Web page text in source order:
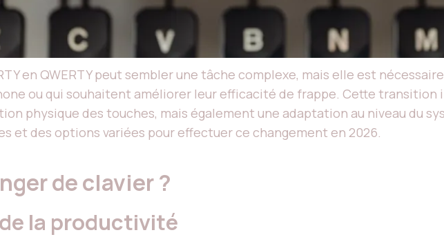
en QWERTY peut sembler une tâche complexe, mais elle est
ou qui souhaitent améliorer leur efficacité de frappe. Cette transition
physique des touches, mais également une adaptation au niveau du
et des options variées pour effectuer ce changement en 2026.
de clavier ?
la productivité